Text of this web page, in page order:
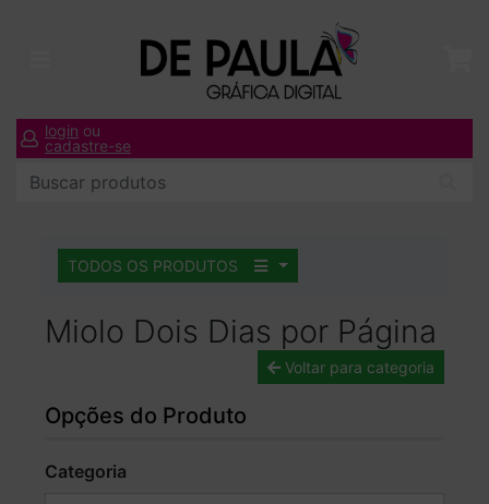
login ou
cadastre-se
TODOS OS PRODUTOS
Miolo Dois Dias por Página
Voltar para categoria
Opções do Produto
Categoria